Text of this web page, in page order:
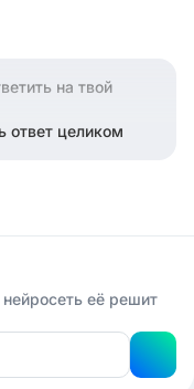
на твой
ответ целиком
её решит